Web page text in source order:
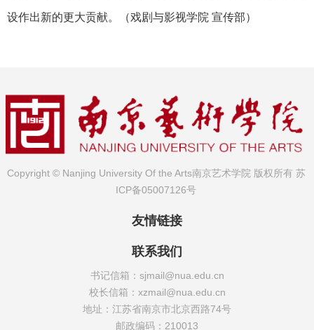
设作出新的更大贡献。（戏剧与影视学院 宣传部）
Copyright © Nanjing University Of the Arts南京艺术学院 版权所有 苏
ICP备05007126号
友情链接
联系我们
书记信箱：sjmail@nua.edu.cn
校长信箱：xzmail@nua.edu.cn
地址：江苏省南京市北京西路74号
邮政编码：210013